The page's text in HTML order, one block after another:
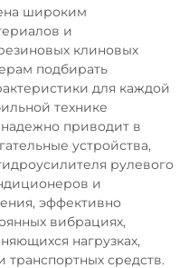
широким
и
клиновых
подбирать
для каждой
технике
приводит в
устройства,
рулевого
и
эффективно
вибрациях,
нагрузках,
транспортных средств.